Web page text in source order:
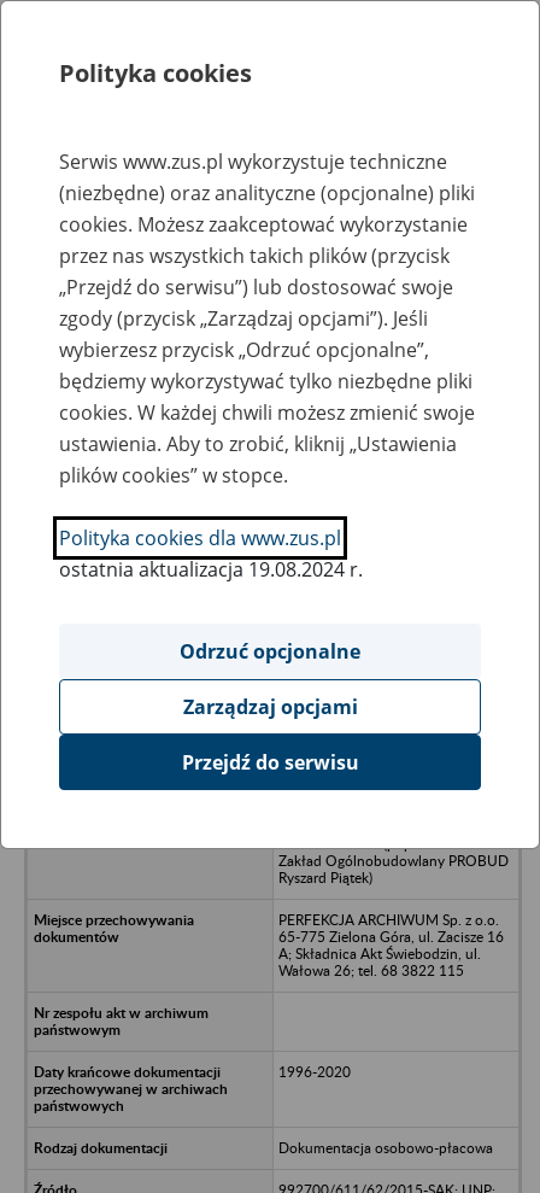
Rejestry, ewidencje i archiwa
Baza zlikwidowanych lub
przekształconych zakładów pracy
Nazwa zakładu pracy:
SZUKAJ
Ukryj wszystkie pozycje bazy
Przedsiębiorstwo Produkcyjno-
Zakład Ogólnobudowlany PROBUD
Ryszard Piątek)
PERFEKCJA ARCHIWUM Sp. z o.o.
65-775 Zielona Góra, ul. Zacisze 16
A; Składnica Akt Świebodzin, ul.
Wałowa 26; tel. 68 3822 115
1996-2020
Dokumentacja osobowo-płacowa
Polityka cookies
Serwis www.zus.pl wykorzystuje techniczne
(niezbędne) oraz analityczne (opcjonalne) pliki
cookies. Możesz zaakceptować wykorzystanie
przez nas wszystkich takich plików (przycisk
„Przejdź do serwisu”) lub dostosować swoje
zgody (przycisk „Zarządzaj opcjami”). Jeśli
wybierzesz przycisk „Odrzuć opcjonalne”,
będziemy wykorzystywać tylko niezbędne pliki
cookies. W każdej chwili możesz zmienić swoje
ustawienia. Aby to zrobić, kliknij „Ustawienia
plików cookies” w stopce.
Polityka cookies dla www.zus.pl
ostatnia aktualizacja 19.08.2024 r.
Odrzuć opcjonalne
Zarządzaj opcjami
Przejdź do serwisu